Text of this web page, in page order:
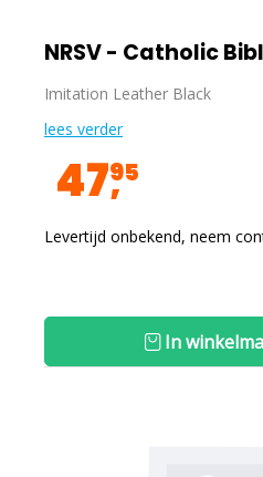
NRSV - Catholic
Imitation Leather Black
lees verder
4795
Levertijd onbekend, neem
In